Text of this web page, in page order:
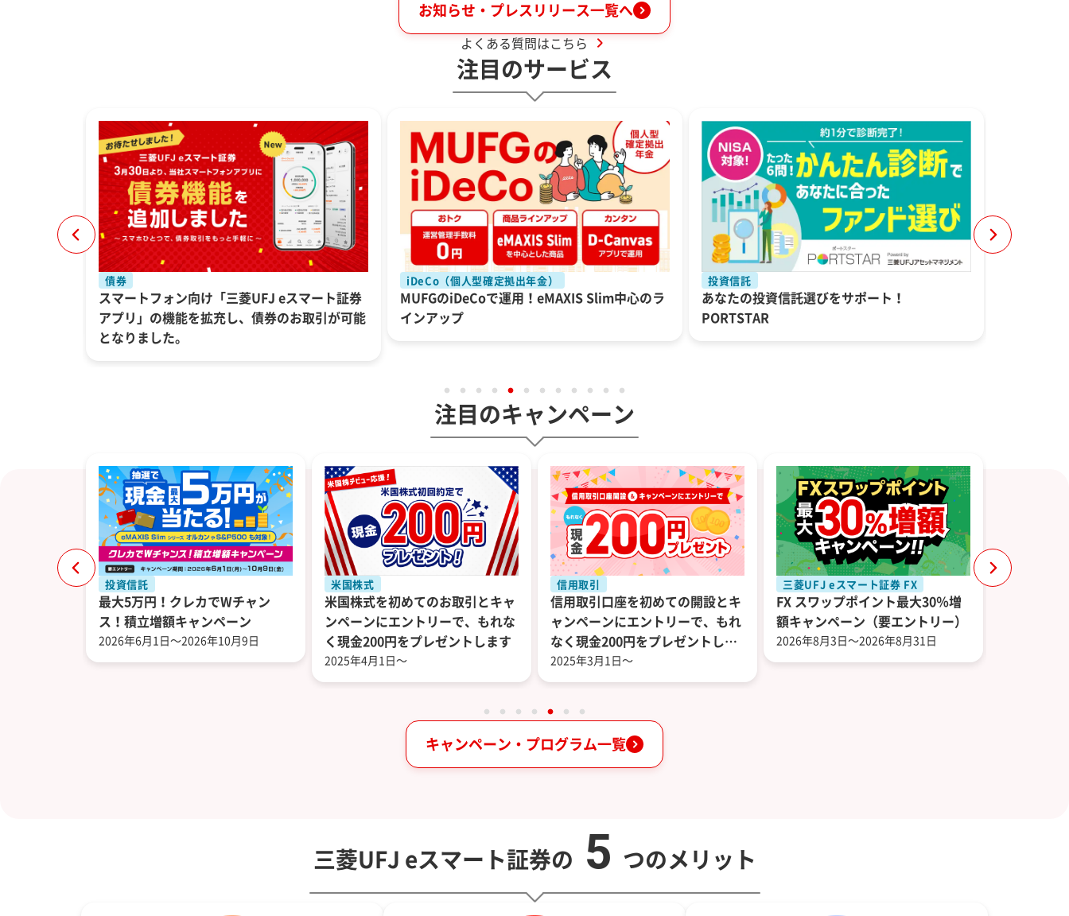
お知らせ・プレスリリース一覧へ
よくある質問はこちら
注目のサービス
債券
スマートフォン向け「三菱UFJ eスマート証券
アプリ」の機能を拡充し、債券のお取引が可能
となりました。
iDeCo（個人型確定拠出年金）
MUFGのiDeCoで運用！eMAXIS Slim中心のラ
インアップ
投資信託
あなたの投資信託選びをサポート！
PORTSTAR
注目のキャンペーン
投資信託
最大5万円！クレカでWチャン
ス！積立増額キャンペーン
2026年6月1日～2026年10月9日
米国株式
米国株式を初めてのお取引とキャ
ンペーンにエントリーで、もれな
く現金200円をプレゼントします
2025年4月1日～
信用取引
信用取引口座を初めての開設とキ
ャンペーンにエントリーで、もれ
なく現金200円をプレゼントしま
す
2025年3月1日～
三菱UFJ eスマート証券 FX
FX スワップポイント最大30％増
額キャンペーン（要エントリー）
2026年8月3日～2026年8月31日
キャンペーン・プログラム一覧
三菱UFJ eスマート証券の 5 つのメリット